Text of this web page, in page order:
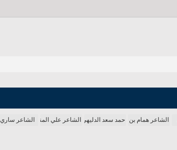
الشاعر همام بن غالبحمد سعد الدليهي الشاعر علي المنصوريالشاعر ساري